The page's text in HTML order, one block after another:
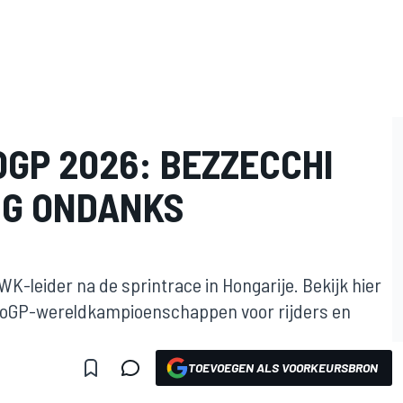
2026: BEZZECCHI
ONDANKS
leider na de sprintrace in Hongarije. Bekijk hier
wereldkampioenschappen voor rijders en
TOEVOEGEN ALS VOORKEURSBRON